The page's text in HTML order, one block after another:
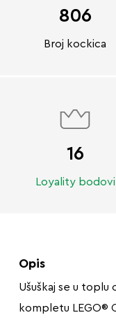
806
Broj kockica
16
Loyality bodovi
Opis
Ušuškaj se u toplu
kompletu LEGO®